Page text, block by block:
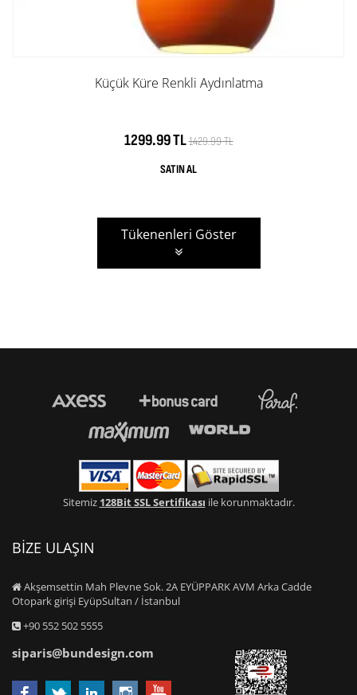
Küçük Küre Renkli Aydınlatma
1299.99 TL1429.99 TL
Tükenenleri Göster
Sitemiz 128Bit SSL Sertifikası ile korunmaktadır.
BİZE ULAŞIN
Akşemsettin Mah Plevne Sok. 2A EYÜPPARK AVM Arka Cadde
Otopark girişi EyüpSultan / İstanbul
+90 552 502 5555
siparis@bundesign.com